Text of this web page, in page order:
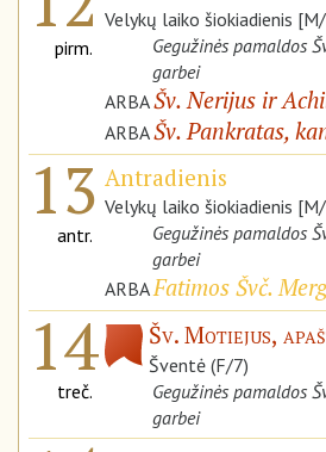
pirm.
Velykų laiko šiokiadienis
Gegužinės pamaldos
garbei
ARBAŠv. Nerijus ir
ARBAŠv. Pankratas,
13
antr.
Antradienis
Velykų laiko šiokiadienis
Gegužinės pamaldos
garbei
ARBAFatimos Švč.
14
treč.
Šv. Motiejus,
Šventė (F/7)
Gegužinės pamaldos
garbei